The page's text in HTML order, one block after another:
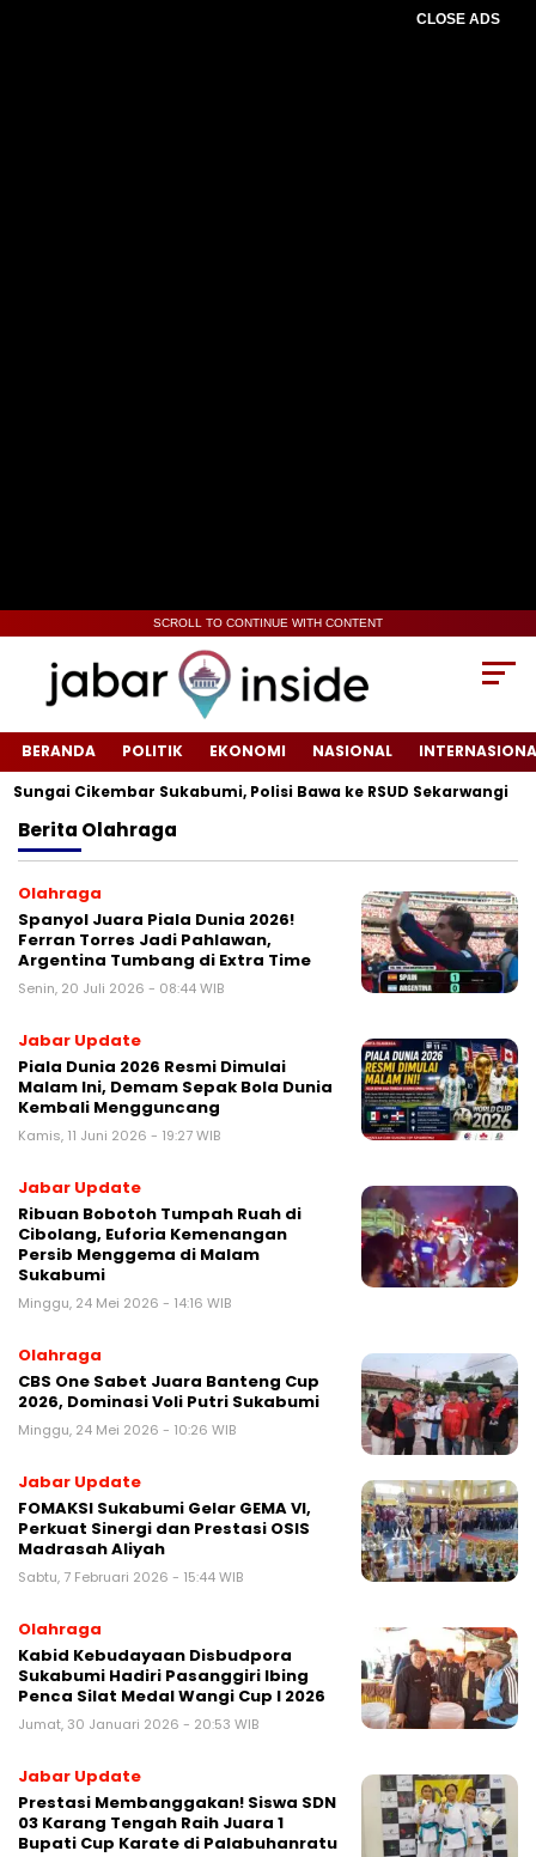
CLOSE ADS
SCROLL TO CONTINUE WITH CONTENT
BERANDA POLITIK EKONOMI NASIONAL
Cikembar Sukabumi, Polisi Bawa ke RSUD Sekarwangi‎
Berita Olahraga
Olahraga
‎Spanyol Juara Piala Dunia 2026!
Ferran Torres Jadi Pahlawan,
Argentina Tumbang di Extra Time
Senin, 20 Juli 2026 - 08:44 WIB
Jabar Update
Piala Dunia 2026 Resmi Dimulai
Malam Ini, Demam Sepak Bola Dunia
Kembali Mengguncang
Kamis, 11 Juni 2026 - 19:27 WIB
Jabar Update
Ribuan Bobotoh Tumpah Ruah di
Cibolang, Euforia Kemenangan
Persib Menggema di Malam
Sukabumi
Minggu, 24 Mei 2026 - 14:16 WIB
Olahraga
CBS One Sabet Juara Banteng Cup
2026, Dominasi Voli Putri Sukabumi
Minggu, 24 Mei 2026 - 10:26 WIB
Jabar Update
FOMAKSI Sukabumi Gelar GEMA VI,
Perkuat Sinergi dan Prestasi OSIS
Madrasah Aliyah
Sabtu, 7 Februari 2026 - 15:44 WIB
Olahraga
Kabid Kebudayaan Disbudpora
Sukabumi Hadiri Pasanggiri Ibing
Penca Silat Medal Wangi Cup I 2026
Jumat, 30 Januari 2026 - 20:53 WIB
Jabar Update
Prestasi Membanggakan! Siswa SDN
03 Karang Tengah Raih Juara 1
Bupati Cup Karate di Palabuhanratu